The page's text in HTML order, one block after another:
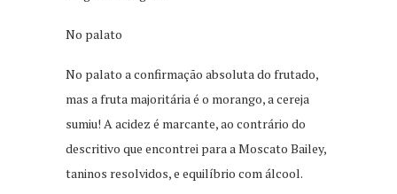
No palato
No palato a confirmação absoluta do frutado,
mas a fruta majoritária é o morango, a cereja
sumiu! A acidez é marcante, ao contrário do
descritivo que encontrei para a Moscato Bailey,
taninos resolvidos, e equilíbrio com álcool.